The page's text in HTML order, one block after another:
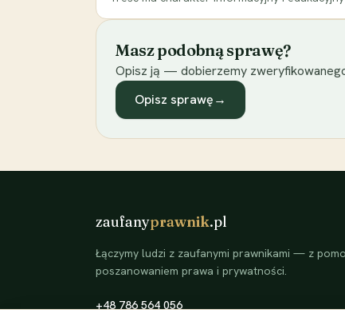
Masz podobną sprawę?
Opisz ją — dobierzemy
Opisz sprawę→
zaufanyprawnik.pl
Łączymy ludzi z zaufanymi prawnikami — z
poszanowaniem prawa i prywatności.
+48 786 564 056